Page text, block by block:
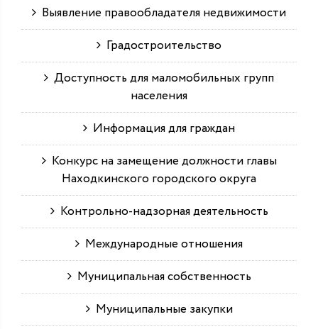
Выявление правообладателя недвижимости
Градостроительство
Доступность для маломобильных групп
населения
Информация для граждан
Конкурс на замещение должности главы
Находкинского городского округа
Контрольно-надзорная деятельность
Международные отношения
Муниципальная собственность
Муниципальные закупки